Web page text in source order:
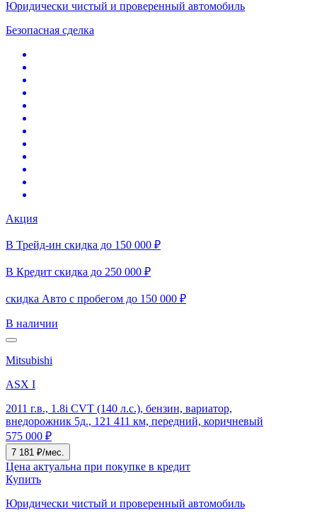
Юридически чистый и проверенный автомобиль
Безопасная сделка
Акция
В Трейд-ин скидка до 150 000 ₽
В Кредит скидка до 250 000 ₽
скидка Авто с пробегом до 150 000 ₽
В наличии
Mitsubishi
ASX I
2011 г.в., 1.8i CVT (140 л.с.), бензин, вариатор,
внедорожник 5д., 121 411 км, передний, коричневый
575 000 ₽
7 181 ₽/мес.
Цена актуальна при покупке в кредит
Купить
Юридически чистый и проверенный автомобиль